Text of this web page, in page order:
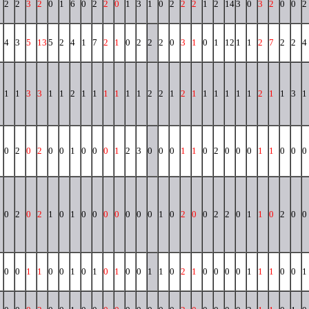
2 2 3 2 0 1 6 0 2 2 0 1 3 1 0 2 2 2 1 2 143 0 3 2 0 0 2
4 3 5 13 5 2 4 1 7 2 1 0 2 2 2 0 3 1 0 1 12 1 1 2 7 2 2 4
1 1 3 3 1 1 2 1 1 1 1 1 1 2 2 1 2 1 1 1 1 1 1 2 1 1 3 1
0 2 0 2 0 0 1 0 0 0 1 2 3 0 0 0 1 1 0 2 0 0 0 1 1 0 0 0
0 2 0 2 1 0 1 0 0 0 0 0 0 0 1 0 2 0 0 2 2 0 1 1 0 2 0 0
0 0 1 1 0 0 1 0 1 0 1 0 0 1 1 0 2 1 0 0 0 0 1 1 1 0 0 1